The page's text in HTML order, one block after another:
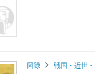
図録 戦国・近世